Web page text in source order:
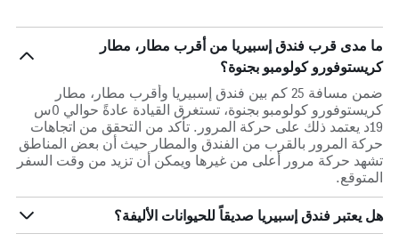
ما مدى قرب فندق إسبيريا من أقرب مطار، مطار
كريستوفورو كولومبو بجنوة؟
ضمن مسافة 25 كم بين فندق إسبيريا وأقرب مطار، مطار
كريستوفورو كولومبو بجنوة، تستغرق القيادة عادةً حوالي 0س
19د يعتمد ذلك على حركة المرور. تأكد من التحقق من اتجاهات
حركة المرور بالقرب من الفندق والمطار حيث أن بعض المناطق
تشهد حركة مرور أعلى من غيرها ويمكن أن تزيد من وقت السفر
المتوقع.
هل يعتبر فندق إسبيريا صديقاً للحيوانات الأليفة؟